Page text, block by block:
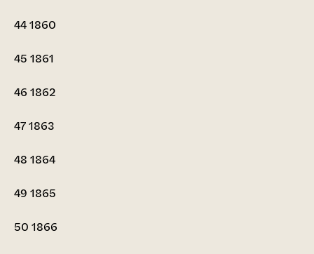
441860
45 1861
46 1862
471863
48 1864
49 1865
50 1866